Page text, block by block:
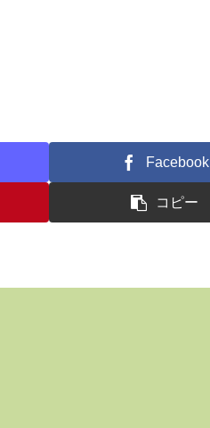
Facebook
コピー